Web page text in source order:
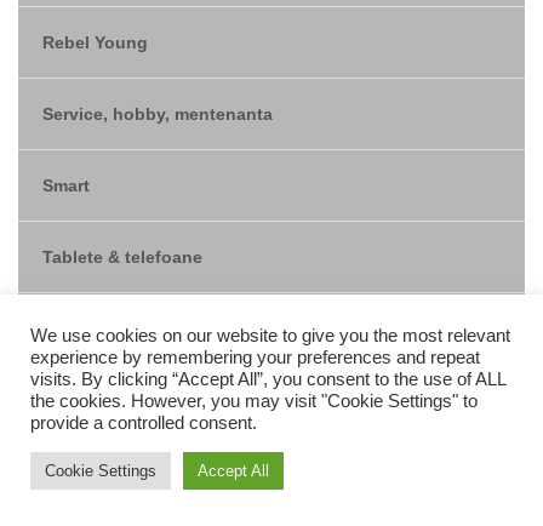
Rebel Young
Service, hobby, mentenanta
Smart
Tablete & telefoane
TV, electronice & foto
We use cookies on our website to give you the most relevant
experience by remembering your preferences and repeat
visits. By clicking “Accept All”, you consent to the use of ALL
the cookies. However, you may visit "Cookie Settings" to
provide a controlled consent.
Cookie Settings Accept All